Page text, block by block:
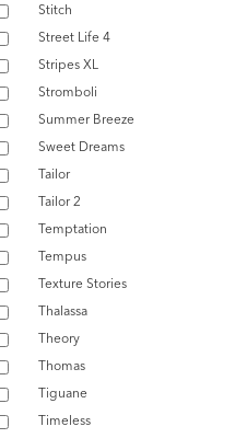
Stitch
Street Life 4
Stripes XL
Stromboli
Summer Breeze
Sweet Dreams
Tailor
Tailor 2
Temptation
Tempus
Texture Stories
Thalassa
Theory
Thomas
Tiguane
Timeless